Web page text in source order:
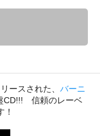
ースされた、 バーニ
CD!!! 信頼のレーベ